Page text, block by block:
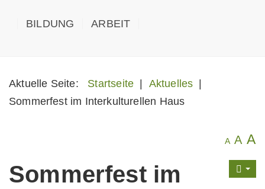
BILDUNG ARBEIT
Aktuelle Seite: Startseite Aktuelles
Sommerfest im Interkulturellen Haus
A A A
Sommerfest im